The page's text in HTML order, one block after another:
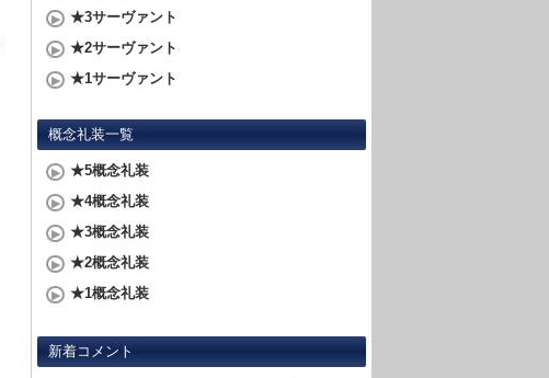
★3サーヴァント
★2サーヴァント
★1サーヴァント
概念礼装一覧
★5概念礼装
★4概念礼装
★3概念礼装
★2概念礼装
★1概念礼装
新着コメント